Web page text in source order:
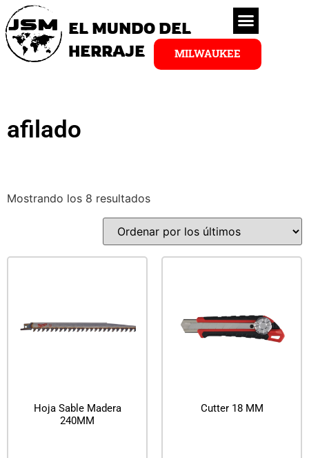
EL MUNDO DEL
HERRAJE
MILWAUKEE
afilado
Mostrando los 8 resultados
Hoja Sable Madera
240MM
Cutter 18 MM